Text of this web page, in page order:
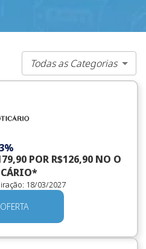
Todas as Categorias
3%
POR R$126,90 NO O
18/03/2027